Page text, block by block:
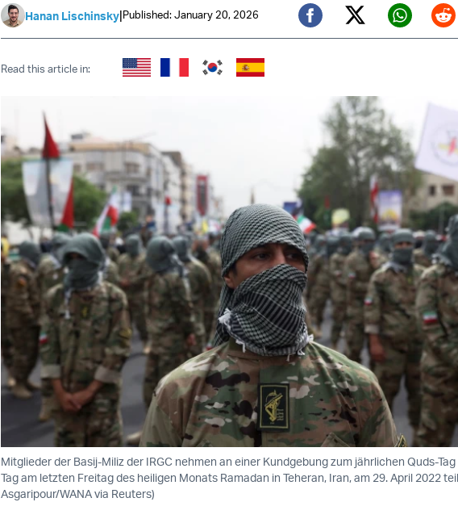
Hanan Lischinsky|Published: January 20, 2026
Facebook
Twitter (X)
Read this article in:
Mitglieder der Basij-Miliz der IRGC nehmen an einer Kundgebung zum jährlichen Quds-
Tag am letzten Freitag des heiligen Monats Ramadan in Teheran, Iran, am 29. April 2022
Asgaripour/WANA via Reuters)